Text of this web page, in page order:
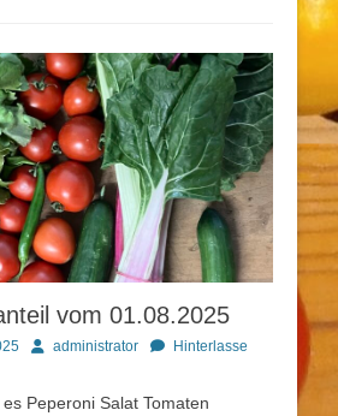
vom 01.08.2025
Autoradministrator
Hinterlasse
Peperoni Salat Tomaten